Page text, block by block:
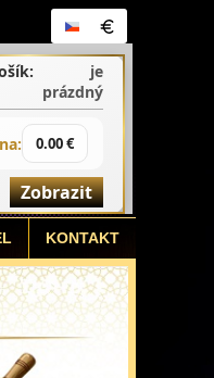
je
prázdný
0.00 €
Zobrazit
KONTAKT